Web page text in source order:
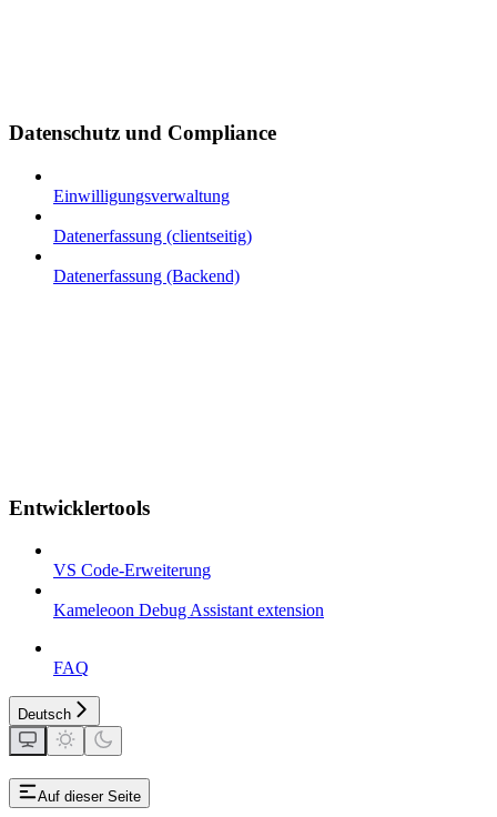
Datenschutz und Compliance
Einwilligungsverwaltung
Datenerfassung (clientseitig)
Datenerfassung (Backend)
Entwicklertools
VS Code-Erweiterung
Kameleoon Debug Assistant extension
FAQ
Deutsch
Auf dieser Seite